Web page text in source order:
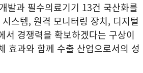
발과 필수의료기기 13건 국산화를
스템, 원격 모니터링 장치, 디지털
서 경쟁력을 확보하겠다는 구상이
효과와 함께 수출 산업으로서의 성